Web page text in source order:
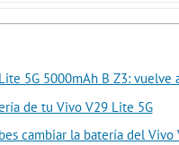
5G 5000mAh B Z3:
de tu Vivo V29 Lite 5G
cambiar la batería del Vivo